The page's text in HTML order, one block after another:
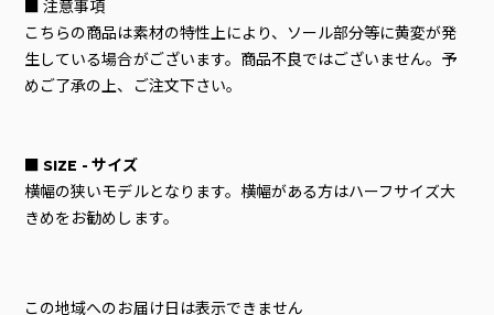
■ 注意事項
こちらの商品は素材の特性上により、ソール部分等に黄変が発
生している場合がございます。商品不良ではございません。予
めご了承の上、ご注文下さい。
■ SIZE - サイズ
横幅の狭いモデルとなります。横幅がある方はハーフサイズ大
きめをお勧めします。
この地域へのお届け日は表示できません